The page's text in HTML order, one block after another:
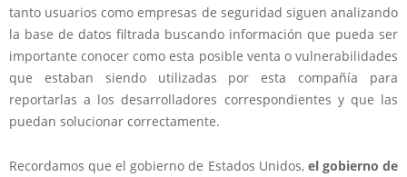
tanto usuarios como empresas de seguridad siguen analizando
la base de datos filtrada buscando información que pueda ser
importante conocer como esta posible venta o vulnerabilidades
que estaban siendo utilizadas por esta compañía para
reportarlas a los desarrolladores correspondientes y que las
puedan solucionar correctamente.
Recordamos que el gobierno de Estados Unidos, el gobierno de